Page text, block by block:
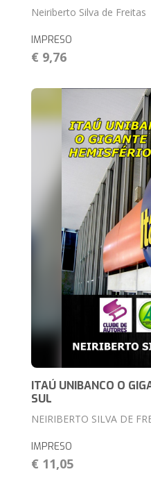
Neiriberto Silva de Freitas
IMPRESO
€ 9,76
ITAÚ UNIBANCO O
SUL
NEIRIBERTO SILVA DE
IMPRESO
€ 11,05